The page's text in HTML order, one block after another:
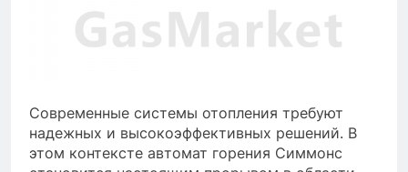
Современные системы отопления требуют
надежных и высокоэффективных решений. В
этом контексте автомат горения Симмонс